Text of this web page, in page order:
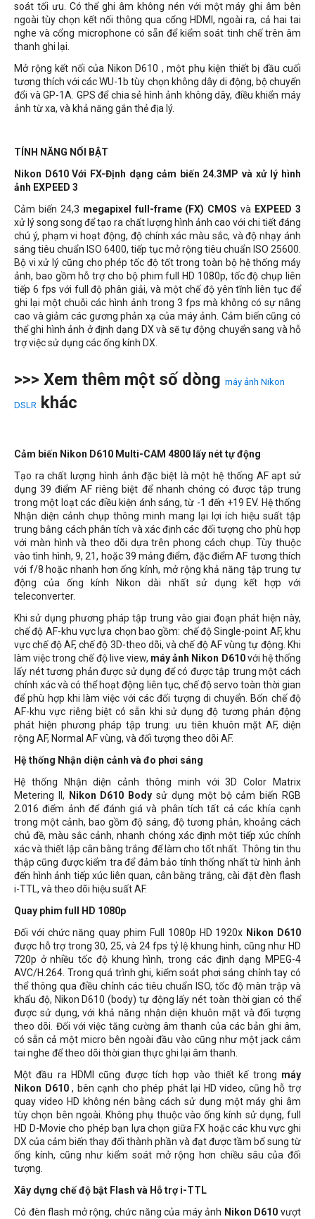
soát tối ưu. Có thể ghi âm không nén với một máy ghi âm bên
ngoài tùy chọn kết nối thông qua cổng HDMI, ngoài ra, cả hai tai
nghe và cổng microphone có sẵn để kiểm soát tinh chế trên âm
thanh ghi lại.
Mở rộng kết nối của Nikon D610 , một phụ kiện thiết bị đầu cuối
tương thích với các WU-1b tùy chọn không dây di động, bộ chuyển
đổi và GP-1A. GPS để chia sẻ hình ảnh không dây, điều khiển máy
ảnh từ xa, và khả năng gắn thẻ địa lý.
TÍNH NĂNG NỔI BẬT
Nikon D610 Với FX-Định dạng cảm biến 24.3MP và xử lý hình
ảnh EXPEED 3
Cảm biến 24,3 megapixel full-frame (FX) CMOS và EXPEED 3
xử lý song song để tạo ra chất lượng hình ảnh cao với chi tiết đáng
chú ý, phạm vi hoạt động, độ chính xác màu sắc, và độ nhạy ánh
sáng tiêu chuẩn ISO 6400, tiếp tục mở rộng tiêu chuẩn ISO 25600.
Bộ vi xử lý cũng cho phép tốc độ tốt trong toàn bộ hệ thống máy
ảnh, bao gồm hỗ trợ cho bộ phim full HD 1080p, tốc độ chụp liên
tiếp 6 fps với full độ phân giải, và một chế độ yên tĩnh liên tục để
ghi lại một chuỗi các hình ảnh trong 3 fps mà không có sự nâng
cao và giảm các gương phản xạ của máy ảnh. Cảm biến cũng có
thể ghi hình ảnh ở định dạng DX và sẽ tự động chuyển sang và hỗ
trợ việc sử dụng các ống kính DX.
>>> Xem thêm một số dòng máy ảnh Nikon
DSLR khác
Cảm biến Nikon D610 Multi-CAM 4800 lấy nét tự động
Tạo ra chất lượng hình ảnh đặc biệt là một hệ thống AF apt sử
dụng 39 điểm AF riêng biệt để nhanh chóng có được tập trung
trong một loạt các điều kiện ánh sáng, từ -1 đến +19 EV. Hệ thống
Nhận diện cảnh chụp thông minh mang lại lợi ích hiệu suất tập
trung bằng cách phân tích và xác định các đối tượng cho phù hợp
với màn hình và theo dõi dựa trên phong cách chụp. Tùy thuộc
vào tình hình, 9, 21, hoặc 39 mảng điểm, đặc điểm AF tương thích
với f/8 hoặc nhanh hơn ống kính, mở rộng khả năng tập trung tự
động của ống kính Nikon dài nhất sử dụng kết hợp với
teleconverter.
Khi sử dụng phương pháp tập trung vào giai đoạn phát hiện này,
chế độ AF-khu vực lựa chọn bao gồm: chế độ Single-point AF, khu
vực chế độ AF, chế độ 3D-theo dõi, và chế độ AF vùng tự động. Khi
làm việc trong chế độ live view, máy ảnh Nikon D610với hệ thống
lấy nét tương phản được sử dụng để có được tập trung một cách
chính xác và có thể hoạt động liên tục, chế độ servo toàn thời gian
để phù hợp khi làm việc với các đối tượng di chuyển. Bốn chế độ
AF-khu vực riêng biệt có sẵn khi sử dụng độ tương phản động
phát hiện phương pháp tập trung: ưu tiên khuôn mặt AF, diện
rộng AF, Normal AF vùng, và đối tượng theo dõi AF.
Hệ thống Nhận diện cảnh và đo phơi sáng
Hệ thống Nhận diện cảnh thông minh với 3D Color Matrix
Metering II,
Nikon D610 Bodysử dụng một bộ cảm biến RGB
2.016 điểm ảnh để đánh giá và phân tích tất cả các khía cạnh
trong một cảnh, bao gồm độ sáng, độ tương phản, khoảng cách
chủ đề, màu sắc cảnh, nhanh chóng xác định một tiếp xúc chính
xác và thiết lập cân bằng trắng để làm cho tốt nhất. Thông tin thu
thập cũng được kiểm tra để đảm bảo tính thống nhất từ hình ảnh
đến hình ảnh tiếp xúc liên quan, cân bằng trắng, cài đặt đèn flash
i-TTL, và theo dõi hiệu suất AF.
Quay phim full
HD 1080p
Đối với chức năng quay phim Full 1080p HD 1920x Nikon D610
được hỗ trợ trong 30, 25, và 24 fps tỷ lệ khung hình, cũng như HD
720p ở nhiều tốc độ khung hình, trong các định dạng MPEG-4
AVC/H.264. Trong quá trình ghi, kiểm soát phơi sáng chỉnh tay có
thể thông qua điều chỉnh các tiêu chuẩn ISO, tốc độ màn trập và
khẩu độ, Nikon D610 (body) tự động lấy nét toàn thời gian có thể
được sử dụng, với khả năng nhận diện khuôn mặt và đối tượng
theo dõi. Đối với việc tăng cường âm thanh của các bản ghi âm,
có sẵn cả một micro bên ngoài đầu vào cũng như một jack cắm
tai nghe để theo dõi thời gian thực ghi lại âm thanh.
Một đầu ra HDMI cũng được tích hợp vào thiết kế trong máy
Nikon D610, bên cạnh cho phép phát lại HD video, cũng hỗ trợ
quay video HD không nén bằng cách sử dụng một máy ghi âm
tùy chọn bên ngoài. Không phụ thuộc vào ống kính sử dụng, full
HD D-Movie cho phép bạn lựa chọn giữa FX hoặc các khu vực ghi
DX của cảm biến thay đổi thành phần và đạt được tầm bổ sung từ
ống kính, cũng như kiểm soát mở rộng hơn chiều sâu của đối
tượng.
Xây dựng chế độ bật Flash và Hỗ trợi-TTL
Có đèn flash mở rộng, chức năng của máy ảnh Nikon D610 vượt